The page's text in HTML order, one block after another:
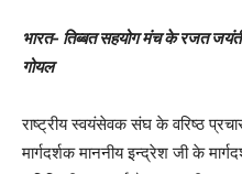
भारत- तिब्बत सहयोग मंच के रजत
गोयल
राष्ट्रीय स्वयंसेवक संघ के वरिष्ठ
मार्गदर्शक माननीय इन्द्रेश जी के